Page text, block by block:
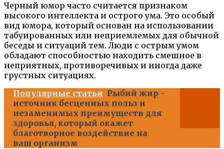
Черный юмор часто считается признаком
высокого интеллекта и острого ума. Это особый
вид юмора, который основан на использовании
табуированных или неприемлемых для обычной
беседы и ситуаций тем. Люди с острым умом
обладают способностью находить смешное в
неприятных, противоречивых и иногда даже
грустных ситуациях.
Популярные статьи Рыбий жир -
источник бесценных польз и
незаменимых преимуществ для
здоровья, который окажет
благотворное воздействие на
ваш организм